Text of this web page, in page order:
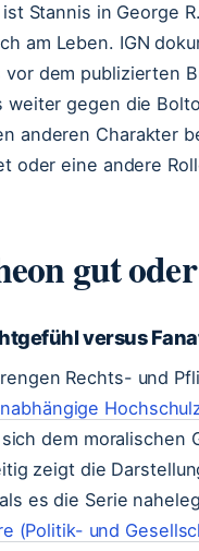
Stannis in George
am Leben. IGN
dem publizierten
weiter gegen die
anderen Charakter
oder eine andere
gut
versus
Rechts- und
dem moralischen
zeigt die
es die Serie
(Politik- und